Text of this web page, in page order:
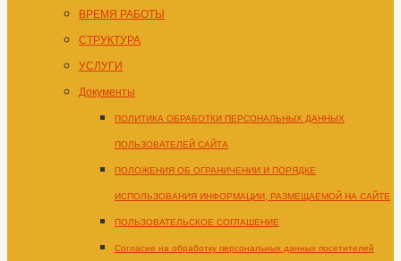
ВРЕМЯ РАБОТЫ
СТРУКТУРА
УСЛУГИ
Документы
ПОЛИТИКА ОБРАБОТКИ ПЕРСОНАЛЬНЫХ ДАННЫХ
ПОЛЬЗОВАТЕЛЕЙ САЙТА
ПОЛОЖЕНИЯ ОБ ОГРАНИЧЕНИИ И ПОРЯДКЕ
ИСПОЛЬЗОВАНИЯ ИНФОРМАЦИИ, РАЗМЕЩАЕМОЙ НА САЙТЕ
ПОЛЬЗОВАТЕЛЬСКОЕ СОГЛАШЕНИЕ
Согласие на обработку персональных данных посетителей